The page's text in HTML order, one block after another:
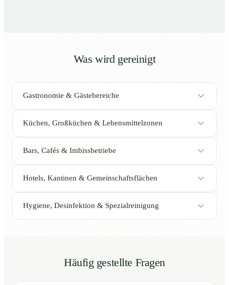
Was wird gereinigt
Gastronomie & Gästebereiche
Küchen, Großküchen & Lebensmittelzonen
Bars, Cafés & Imbissbetriebe
Hotels, Kantinen & Gemeinschaftsflächen
Hygiene, Desinfektion & Spezialreinigung
Häufig gestellte Fragen